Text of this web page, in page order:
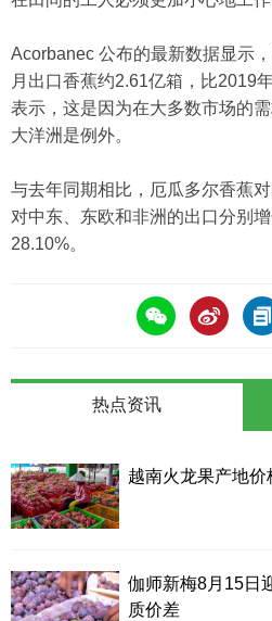
Acorbanec 公布的最新数据显示
月出口香蕉约2.61亿箱，比2019
表示，这是因为在大多数市场的
大洋洲是例外。
与去年同期相比，厄瓜多尔香蕉
对中东、东欧和非洲的出口分别
28.10%。
热点资讯
越南火龙果产地价
伽师新梅8月15日
质价差